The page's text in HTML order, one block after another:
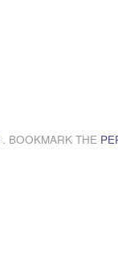
. BOOKMARK THE